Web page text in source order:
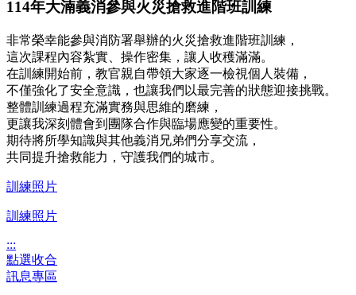
114年大湳義消參與火災搶救進階班訓練
非常榮幸能參與消防署舉辦的火災搶救進階班訓練，
這次課程內容紮實、操作密集，讓人收穫滿滿。
在訓練開始前，教官親自帶領大家逐一檢視個人裝備，
不僅強化了安全意識，也讓我們以最完善的狀態迎接挑戰。
整體訓練過程充滿實務與思維的磨練，
更讓我深刻體會到團隊合作與臨場應變的重要性。
期待將所學知識與其他義消兄弟們分享交流，
共同提升搶救能力，守護我們的城市。
訓練照片
訓練照片
:::
點選收合
訊息專區